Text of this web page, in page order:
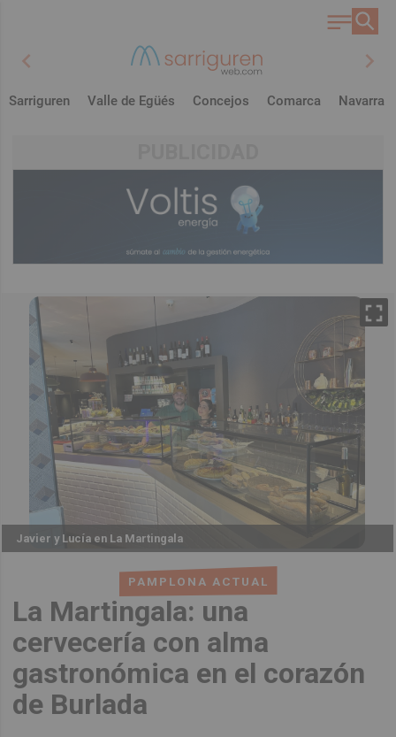
chevron_left chevron_right
Sarriguren Valle de Egüés Concejos Comarca Navarra
PAMPLONA ACTUAL
La Martingala: una
cervecería con alma
gastronómica en el corazón
de Burlada
Javier y Lucía en La Martingala